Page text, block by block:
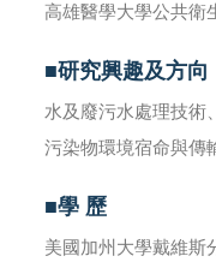
高雄醫學大學公共衛
■研究興趣及方向
水及廢污水處理技術
污染物環境宿命與傳
■學 歷
美國加州大學戴維斯